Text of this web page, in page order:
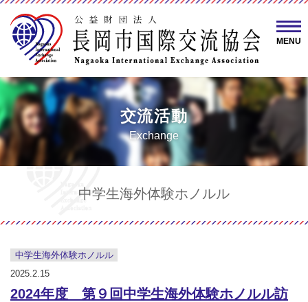
MENU
交流活動
Exchange
中学生海外体験ホノルル
中学生海外体験ホノルル
2025.2.15
2024年度 第９回中学生海外体験ホノルル訪